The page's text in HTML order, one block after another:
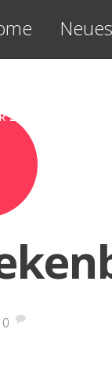
Neues
25,
0